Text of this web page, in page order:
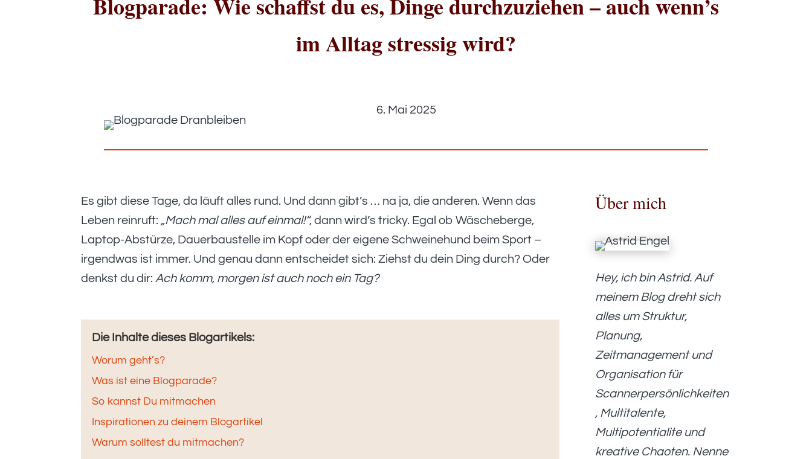
im Alltag stressig wird?
6. Mai 2025
Es gibt diese Tage, da läuft alles rund. Und dann gibt’s … na ja, die anderen. Wenn das
Leben reinruft: „Mach mal alles auf einmal!“, dann wird’s tricky. Egal ob Wäscheberge,
Laptop-Abstürze, Dauerbaustelle im Kopf oder der eigene Schweinehund beim Sport –
irgendwas ist immer. Und genau dann entscheidet sich: Ziehst du dein Ding durch? Oder
denkst du dir:Ach komm, morgen ist auch noch ein Tag?
Die Inhalte dieses Blogartikels:
Worum geht’s?
Was ist eine Blogparade?
So kannst Du mitmachen
Inspirationen zu deinem Blogartikel
Warum solltest du mitmachen?
Über mich
Hey, ich bin Astrid. Auf
meinem Blog dreht sich
alles um Struktur,
Planung,
Zeitmanagement und
Organisation für
Scannerpersönlichkeiten
, Multitalente,
Multipotentialite und
kreative Chaoten. Nenne